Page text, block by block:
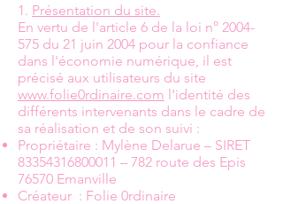
1. Présentation du site.
En vertu de l'article 6 de la loi n° 2004-
575 du 21 juin 2004 pour la confiance
dans l'économie numérique, il est
précisé aux utilisateurs du site
www.folie0rdinaire.com l'identité des
différents intervenants dans le cadre de
sa réalisation et de son suivi :
Propriétaire : Mylène Delarue – SIRET
83354316800011 – 782 route des Epis
76570 Emanville
Créateur : Folie 0rdinaire